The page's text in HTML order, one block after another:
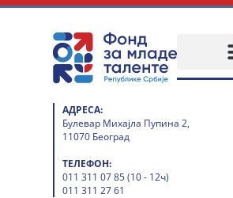
АДРЕСА:
Булевар Михајла Пупина 2,
11070 Београд
ТЕЛЕФОН:
011 311 07 85 (10 - 12ч)
011 311 27 61